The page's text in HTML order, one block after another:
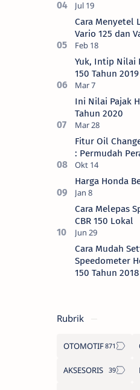
Cara Menyetel
Vario 125 dan
Yuk, Intip Nilai
150 Tahun 2019
Ini Nilai Pajak
Tahun 2020
Fitur Oil
: Permudah
Harga Honda
Cara Melepas
CBR 150 Lokal
Cara Mudah
Speedometer
150 Tahun 2018
Rubrik
OTOMOTIF
AKSESORIS